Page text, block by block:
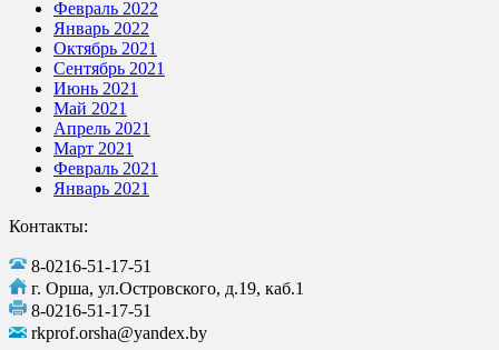
Февраль 2022
Январь 2022
Октябрь 2021
Сентябрь 2021
Июнь 2021
Май 2021
Апрель 2021
Март 2021
Февраль 2021
Январь 2021
Контакты:
8-0216-51-17-51
г. Орша, ул.Островского, д.19, каб.1
8-0216-51-17-51
rkprof.orsha@yandex.by